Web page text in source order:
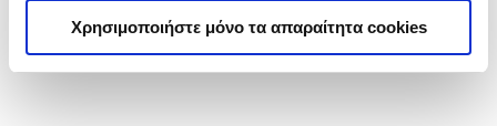
Χρησιμοποιήστε μόνο τα απαραίτητα cookies